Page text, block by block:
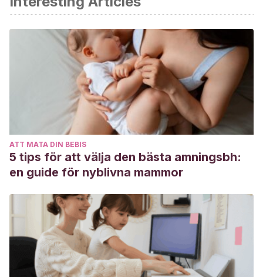
amor en la mujer. Recuperado de
https://lamenteesmaravillosa.com/dar-a-luz-acto-amor-
B, M. (2019, 28 octubre). La influencia de los colores en los
estados emocionales. Recuperado de
https://lamenteesmaravillosa.com/la-influencia-de-los-
colores-en-los-estados-emocionales/
ATT MATA DIN BEBIS
5 tips för att välja den bästa amningsbh:
en guide för nyblivna mammor